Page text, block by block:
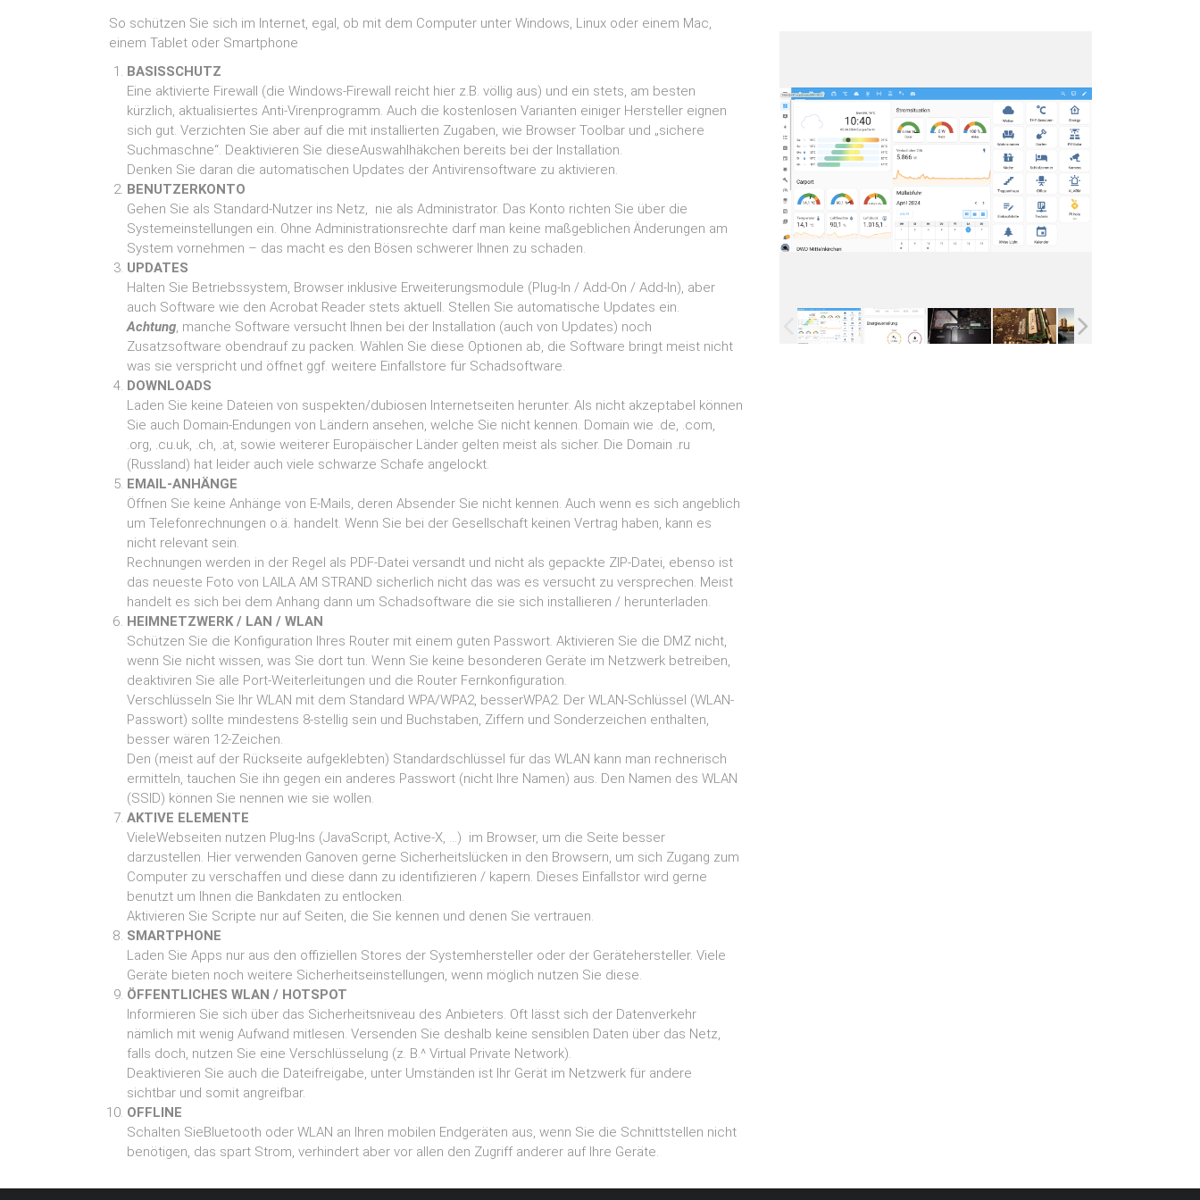
So schützen Sie sich im Internet, egal, ob mit dem Computer unter Windows, Linux oder einem Mac,
einem Tablet oder Smartphone
BASISSCHUTZ
Eine aktivierte Firewall (die Windows-Firewall reicht hier z.B. völlig aus) und ein stets, am besten
kürzlich, aktualisiertes Anti-Virenprogramm. Auch die kostenlosen Varianten einiger Hersteller eignen
sich gut. Verzichten Sie aber auf die mit installierten Zugaben, wie Browser Toolbar und „sichere
Suchmaschne“. Deaktivieren Sie dieseAuswahlhäkchen bereits bei der Installation.
Denken Sie daran die automatischen Updates der Antivirensoftware zu aktivieren.
BENUTZERKONTO
Gehen Sie als Standard-Nutzer ins Netz, nie als Administrator. Das Konto richten Sie über die
Systemeinstellungen ein. Ohne Administrationsrechte darf man keine maßgeblichen Änderungen am
System vornehmen – das macht es den Bösen schwerer Ihnen zu schaden.
UPDATES
Halten Sie Betriebssystem, Browser inklusive Erweiterungsmodule (Plug-ln / Add-On / Add-In), aber
auch Software wie den Acrobat Reader stets aktuell. Stellen Sie automatische Updates ein.
Achtung, manche Software versucht Ihnen bei der Installation (auch von Updates) noch
Zusatzsoftware obendrauf zu packen. Wählen Sie diese Optionen ab, die Software bringt meist nicht
was sie verspricht und öffnet ggf. weitere Einfallstore für Schadsoftware.
DOWNLOADS
Laden Sie keine Dateien von suspekten/dubiosen lnternetseiten herunter. Als nicht akzeptabel können
Sie auch Domain-Endungen von Ländern ansehen, welche Sie nicht kennen. Domain wie .de, .com,
.org, .cu.uk, .ch, .at, sowie weiterer Europäischer Länder gelten meist als sicher. Die Domain .ru
(Russland) hat leider auch viele schwarze Schafe angelockt.
EMAIL-ANHÄNGE
Öffnen Sie keine Anhänge von E-Mails, deren Absender Sie nicht kennen. Auch wenn es sich angeblich
um Telefonrechnungen o.ä. handelt. Wenn Sie bei der Gesellschaft keinen Vertrag haben, kann es
nicht relevant sein.
Rechnungen werden in der Regel als PDF-Datei versandt und nicht als gepackte ZIP-Datei, ebenso ist
das neueste Foto von LAILA AM STRAND sicherlich nicht das was es versucht zu versprechen. Meist
handelt es sich bei dem Anhang dann um Schadsoftware die sie sich installieren / herunterladen.
HElMNETZWERK / LAN / WLAN
Schützen Sie die Konfiguration Ihres Router mit einem guten Passwort. Aktivieren Sie die DMZ nicht,
wenn Sie nicht wissen, was Sie dort tun. Wenn Sie keine besonderen Geräte im Netzwerk betreiben,
deaktiviren Sie alle Port-Weiterleitungen und die Router Fernkonfiguration.
Verschlüsseln Sie lhr WLAN mit dem Standard WPA/WPA2, besserWPA2. Der WLAN-Schlüssel (WLAN-
Passwort) sollte mindestens 8-stellig sein und Buchstaben, Ziffern und Sonderzeichen enthalten,
besser wären 12-Zeichen.
Den (meist auf der Rückseite aufgeklebten) Standardschlüssel für das WLAN kann man rechnerisch
ermitteln, tauchen Sie ihn gegen ein anderes Passwort (nicht Ihre Namen) aus. Den Namen des WLAN
(SSID) können Sie nennen wie sie wollen.
AKTlVE ELEMENTE
VieleWebseiten nutzen Plug-lns (JavaScript, Active-X, …) im Browser, um die Seite besser
darzustellen. Hier verwenden Ganoven gerne Sicherheitslücken in den Browsern, um sich Zugang zum
Computer zu verschaffen und diese dann zu identifizieren / kapern. Dieses Einfallstor wird gerne
benutzt um Ihnen die Bankdaten zu entlocken.
Aktivieren Sie Scripte nur auf Seiten, die Sie kennen und denen Sie vertrauen.
SMARTPHONE
Laden Sie Apps nur aus den offiziellen Stores der Systemhersteller oder der Gerätehersteller. Viele
Geräte bieten noch weitere Sicherheitseinstellungen, wenn möglich nutzen Sie diese.
ÖFFENTLlCHES WLAN / HOTSPOT
Informieren Sie sich über das Sicherheitsniveau des Anbieters. Oft lässt sich der Datenverkehr
nämlich mit wenig Aufwand mitlesen. Versenden Sie deshalb keine sensiblen Daten über das Netz,
falls doch, nutzen Sie eine Verschlüsselung (z. B.^ Virtual Private Network).
Deaktivieren Sie auch die Dateifreigabe, unter Umständen ist lhr Gerät im Netzwerk für andere
sichtbar und somit angreifbar.
OFFLlNE
Schalten SieBluetooth oder WLAN an lhren mobilen Endgeräten aus, wenn Sie die Schnittstellen nicht
benötigen, das spart Strom, verhindert aber vor allen den Zugriff anderer auf Ihre Geräte.